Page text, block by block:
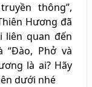
thông”,
Hương đã
liên quan đến
“Đào, Phở và
là ai? Hãy
dưới nhé